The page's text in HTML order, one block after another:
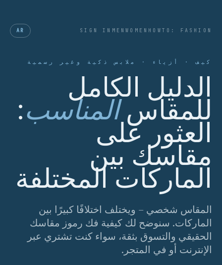
HOWTO: FASHION
WOMEN
MEN
SIGN IN
AR
كيف · أزياء · ملابس ذكية وغير رسمية
الدليل الكامل
للمقاسالمناسب:
العثور على
مقاسك بين
الماركات المختلفة
المقاس شخصي – ويختلف اختلافًا كبيرًا بين
الماركات. سنوضح لك كيفية فك رموز مقاسك
الحقيقي والتسوق بثقة، سواء كنت تشتري عبر
الإنترنت أو في المتجر.